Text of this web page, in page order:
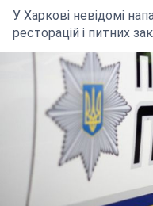
У Харкові невідомі
ресторацій і питних